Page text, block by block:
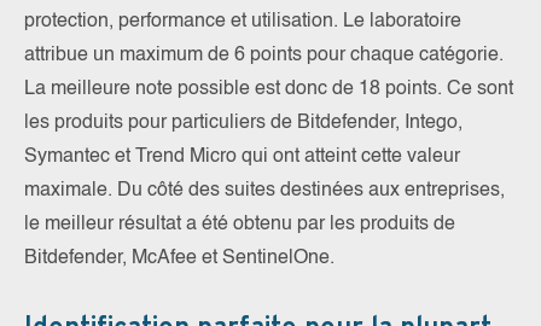
protection, performance et utilisation. Le laboratoire
attribue un maximum de 6 points pour chaque catégorie.
La meilleure note possible est donc de 18 points. Ce sont
les produits pour particuliers de Bitdefender, Intego,
Symantec et Trend Micro qui ont atteint cette valeur
maximale. Du côté des suites destinées aux entreprises,
le meilleur résultat a été obtenu par les produits de
Bitdefender, McAfee et SentinelOne.